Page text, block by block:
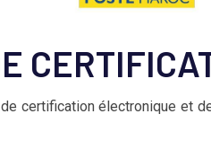
certification électronique et